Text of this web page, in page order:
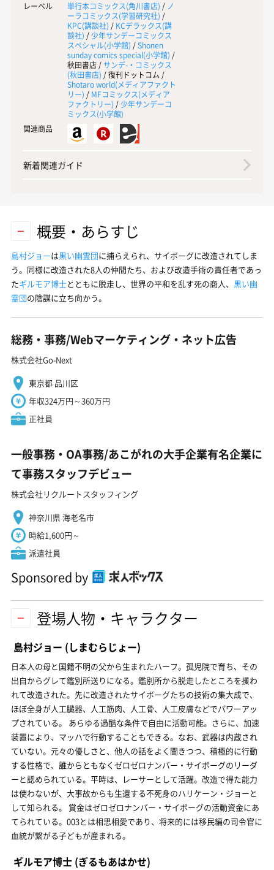
レーベル
単行本コミックス(角川書店) / ノ
ーラコミックス(学習研究社) /
KPC(講談社) / KCデラックス(講
談社) /少年サンデーコミックス
スペシャル(小学館) /Shonen
sunday comics special(小学館) /
秋田書店 / サンデ-・コミックス
(秋田書店) / 復刊ドットコム /
Shotaro world(メディアファクト
リー) / MFコミックス(メディア
ファクトリー) /少年サンデーコ
ミックス(小学館)
関連商品
新着関連ガイド
概要・あらすじ
島村ジョーは黒い幽霊団に捕らえられ、サイボーグに改造されてしま
う。同様に改造された8人の仲間たち、および改造手術の責任者であっ
たギルモア博士とともに脱走し、世界の平和を乱す死の商人、 黒い幽
霊団の陰謀に立ち向かう。
総務・事務/Webマーケティング・ネット広告
株式会社Go-Next
東京都 品川区
年収324万円～360万円
正社員
一般事務・OA事務/あこがれの大手企業有名企業に
て事務スタッフデビュー
株式会社リクルートスタッフィング
神奈川県 海老名市
時給1,600円～
派遣社員
Sponsored by
登場人物・キャラクター
島村ジョー (しまむらじょー)
日本人の母と国籍不明の父から生まれたハーフ。孤児院で育ち、その
出自からグレて鑑別所送りになる。鑑別所から脱走したところを攫わ
れて改造された。先に改造されたサイボーグたちの技術の集大成で、
ほぼ全身が人工臓器、人工筋肉、人工骨、人工皮膚などでパワーアッ
プされている。 あらゆる過酷な条件で自由に活動可能。さらに、加速
装置により、マッハで行動することもできる。なお、武器は内蔵され
ていない。元々の優しさと、他人の話をよく聞きつつ、積極的に行動
する性格で、誰からともなくゼロゼロナンバー・サイボーグのリーダ
ーと認められている。平時は、レーサーとして活躍。改造で得た能力
は使わないが、大事故からも生還する不死身のハリケーン・ジョーと
して知られる。 賞金はゼロゼロナンバー・サイボーグの活動資金にあ
てられている。003とは相思相愛であり、将来的には移民編の司令官に
血統が繋がる子どもが産まれる。
ギルモア博士 (ぎるもあはかせ)